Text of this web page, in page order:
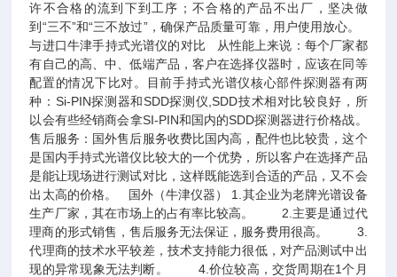
许不合格的流到下到工序；不合格的产品不出厂，坚决做
到“三不”和“三不放过”，确保产品质量可靠，用户使用放心。
与进口牛津手持式光谱仪的对比 从性能上来说：每个厂家都
有自己的高、中、低端产品，客户在选择仪器时，应该在同等
配置的情况下比对。目前手持式光谱仪核心部件探测器有两
种：Si-PIN探测器和SDD探测仪,SDD技术相对比较良好，所
以会有些经销商会拿SI-PIN和国内的SDD探测器进行价格战。
售后服务：国外售后服务收费比国内高，配件也比较贵，这个
是国内手持式光谱仪比较大的一个优势，所以客户在选择产品
是能让现场进行测试对比，这样既能选到合适的产品，又不会
出太高的价格。 国外（牛津仪器） 1.其企业为老牌光谱设备
生产厂家，其在市场上的占有率比较高。 2.主要是通过代
理商的形式销售，售后服务无法保证，服务费用很高。 3.
代理商的技术水平较差，技术支持能力很低，对产品测试中出
现的异常现象无法判断。 4.价位较高，交货周期在1个月